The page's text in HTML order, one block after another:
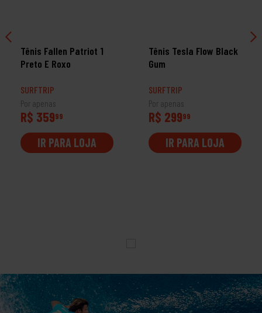
Tênis Fallen Patriot 1
Preto E Roxo
SURFTRIP
Por apenas
R$ 35999
IR PARA LOJA
Tênis Tesla Flow Black
Gum
SURFTRIP
Por apenas
R$ 29999
IR PARA LOJA